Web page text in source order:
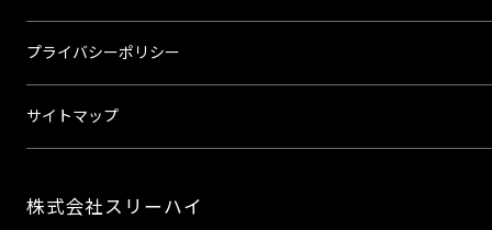
株式会社スリーハイ
プライバシーポリシー
サイトマップ